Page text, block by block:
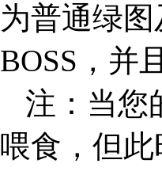
为普通绿
BOSS，并
注：当您
喂食，但